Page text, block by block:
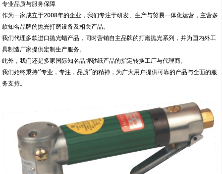
专业品质与服务保障
作为一家成立于2008年的企业，我们专注于研发、生产与贸易一体化运营，主营多
款知名品牌的抛光打磨设备及相关产品。
我们代理多款进口抛光蜡产品，同时营销自主品牌的打磨抛光系列，并为国内外工
具制造厂家提供定制生产服务。
此外，我们还是多家国际知名品牌砂纸产品的指定转换工厂与代理商。
我们始终秉持“专业，专注，品质”的精神，为广大用户提供可靠的产品与全面的服
务支持。